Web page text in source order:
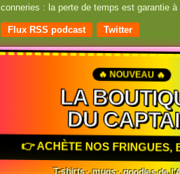
conneries : la perte de temps est garantie
Flux RSS podcast Twitter
🔥 NOUVEAU 🔥
LA
DU
👉 ACHÈTE NOS FRINGUES,